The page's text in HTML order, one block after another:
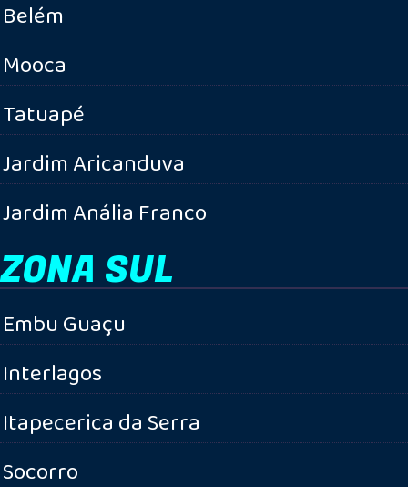
Belém
Mooca
Tatuapé
Jardim Aricanduva
Jardim Anália Franco
ZONA SUL
Embu Guaçu
Interlagos
Itapecerica da Serra
Socorro